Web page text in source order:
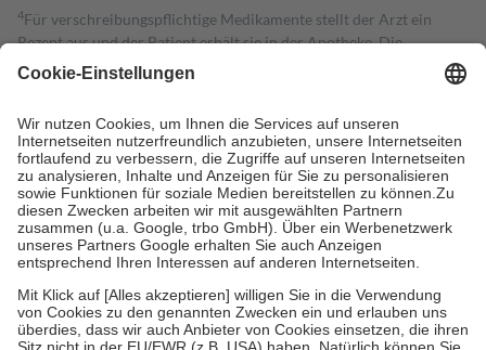
4Für verschreibungspflichtige Medikamente stellt der Arzt ein
Rezept aus und der Patient erhält sie in der Apotheke. Die
gesetzliche Krankenversicherung übernimmt in der Regel die
Kosten dafür, der Versicherte trägt einen Teil davon als Zuzahlung
Grundsätzlich leisten Mitglieder Zuzahlungen in Höhe von zehn
Prozent des Abgabepreises,mindestens jedochfünf Euround
höchstens zehn Euro.Es sind jedoch nie mehr als die tatsächlichen
Kosten der Leistung zu entrichten.
Diese Regeln gelten grundsätzlich auch für Online-Apotheken.
Bei Heilmitteln und häuslicher Krankenpflege beträgt die
Zuzahlung zehn Prozent der Kosten sowie zehn Euro je
Verordnung.
Um das Engagement der Versicherten für ihre eigene Gesundheit zu
stärken und die besondere Stellung der Familie zu unterstützen,